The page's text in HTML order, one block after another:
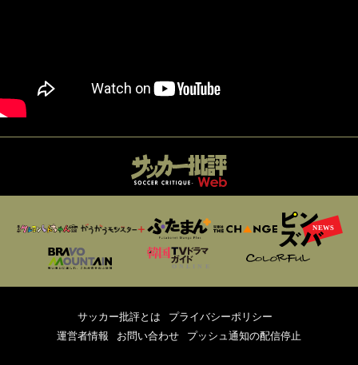
サッカー批評とは
プライバシーポリシー
運営者情報
お問い合わせ プッシュ通知の配信停止